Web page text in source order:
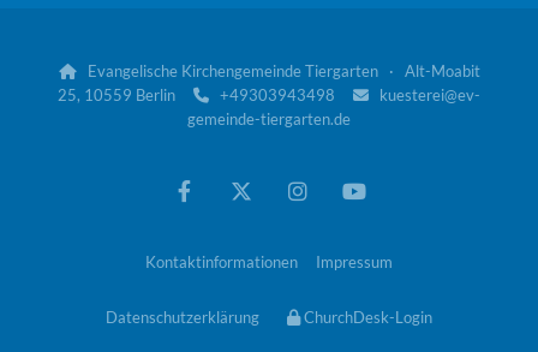
Evangelische Kirchengemeinde Tiergarten · Alt-Moabit
25, 10559 Berlin
 +49303943498 
kuesterei@ev-
gemeinde-tiergarten.de
Kontaktinformationen Impressum
Datenschutzerklärung ChurchDesk-Login